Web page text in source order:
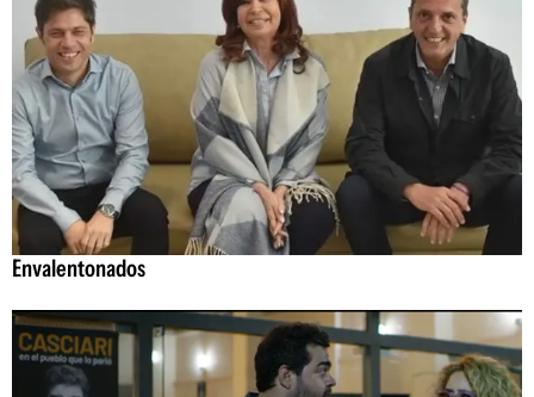
Envalentonados